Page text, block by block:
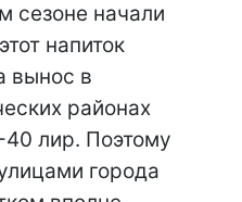
сезоне начали
напиток
вынос в
районах
лир. Поэтому
города